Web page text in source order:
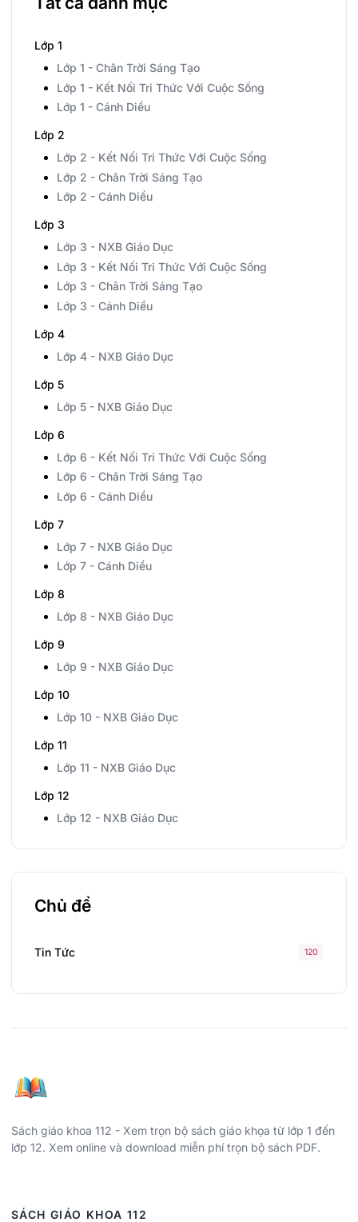
Lớp 1
Lớp 1 - Chân Trời Sáng Tạo
Lớp 1 - Kết Nối Tri Thức Với Cuộc Sống
Lớp 1 - Cánh Diều
Lớp 2
Lớp 2 - Kết Nối Tri Thức Với Cuộc Sống
Lớp 2 - Chân Trời Sáng Tạo
Lớp 2 - Cánh Diều
Lớp 3
Lớp 3 - NXB Giáo Dục
Lớp 3 - Kết Nối Tri Thức Với Cuộc Sống
Lớp 3 - Chân Trời Sáng Tạo
Lớp 3 - Cánh Diều
Lớp 4
Lớp 4 - NXB Giáo Dục
Lớp 5
Lớp 5 - NXB Giáo Dục
Lớp 6
Lớp 6 - Kết Nối Tri Thức Với Cuộc Sống
Lớp 6 - Chân Trời Sáng Tạo
Lớp 6 - Cánh Diều
Lớp 7
Lớp 7 - NXB Giáo Dục
Lớp 7 - Cánh Diều
Lớp 8
Lớp 8 - NXB Giáo Dục
Lớp 9
Lớp 9 - NXB Giáo Dục
Lớp 10
Lớp 10 - NXB Giáo Dục
Lớp 11
Lớp 11 - NXB Giáo Dục
Lớp 12
Lớp 12 - NXB Giáo Dục
Chủ đề
Tin Tức 120
Sách giáo khoa 112 - Xem trọn bộ sách giáo khọa từ lớp 1 đến
lớp 12. Xem online và download miễn phí trọn bộ sách PDF.
SÁCH GIÁO KHOA 112